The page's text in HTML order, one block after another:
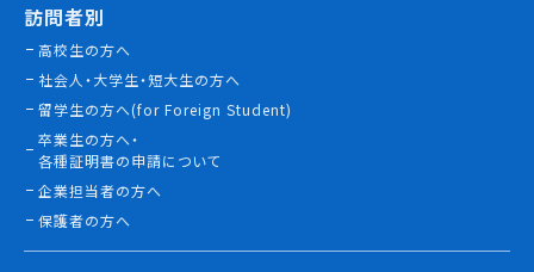
訪問者別
高校生の方へ
社会人・大学生・短大生の方へ
留学生の方へ(for Foreign Student)
卒業生の方へ・
各種証明書の申請について
企業担当者の方へ
保護者の方へ